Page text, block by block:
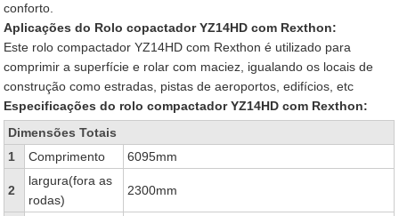
conforto.
Aplicações do Rolo copactador YZ14HD com Rexthon:
Este rolo compactador YZ14HD com Rexthon é utilizado para
comprimir a superfície e rolar com maciez, igualando os locais de
construção como estradas, pistas de aeroportos, edifícios, etc
Especificações do rolo compactador YZ14HD com Rexthon:
Dimensões Totais
1
Comprimento 6095mm
2
largura(fora as
rodas)
2300mm